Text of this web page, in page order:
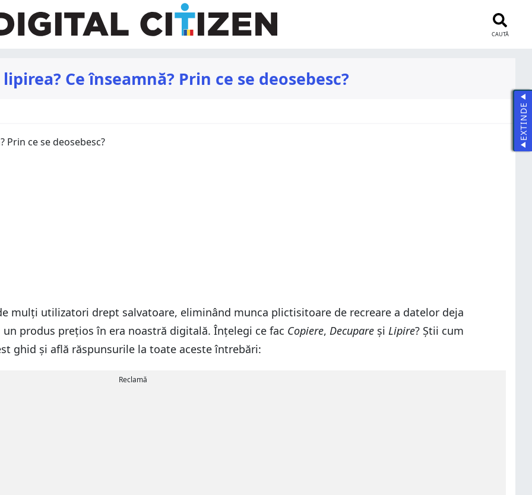
CAUTĂ
Ce înseamnă? Prin ce se deosebesc?
mulți utilizatori drept salvatoare, eliminând munca plictisitoare de recreare a datelor deja
produs prețios în era noastră digitală. Înțelegi ce fac Copiere, Decupare și Lipire? Știi cum
ghid și află răspunsurile la toate aceste întrebări:
Reclamă
EXTINDE